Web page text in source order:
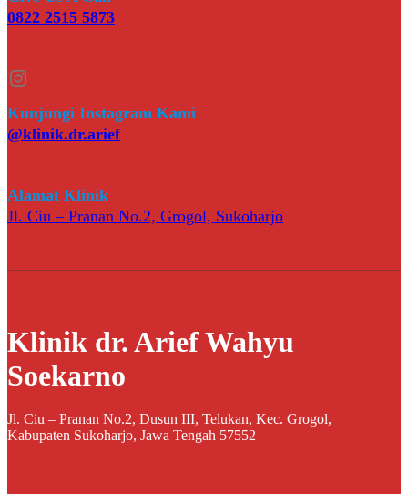
0822 2515 5873
Instagram
Kunjungi Instagram Kami
@klinik.dr.arief
Alamat Klinik
Jl. Ciu – Pranan No.2, Grogol, Sukoharjo
Klinik dr. Arief Wahyu
Soekarno
Jl. Ciu – Pranan No.2, Dusun III, Telukan, Kec. Grogol,
Kabupaten Sukoharjo, Jawa Tengah 57552